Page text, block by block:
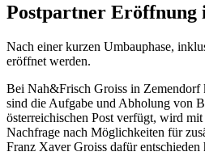
Postpartner Eröffnung
Nach einer kurzen Umbauphase,
eröffnet werden.
Bei Nah&Frisch Groiss in Zemendorf
sind die Aufgabe und Abholung von
österreichischen Post verfügt, wird
Nachfrage nach Möglichkeiten für
Franz Xaver Groiss dafür entschieden